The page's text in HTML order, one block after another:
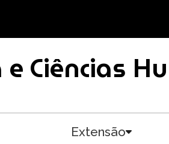
Ciências
Extensão